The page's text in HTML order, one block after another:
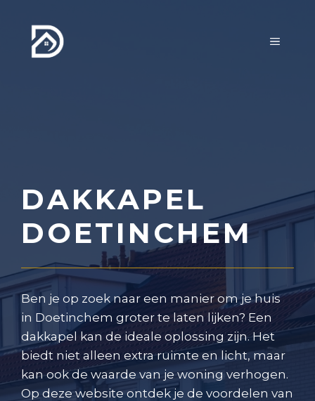
MENU
DAKKAPEL
DOETINCHEM
Ben je op zoek naar een manier om je huis
in Doetinchem groter te laten lijken? Een
dakkapel kan de ideale oplossing zijn. Het
biedt niet alleen extra ruimte en licht, maar
kan ook de waarde van je woning verhogen.
Op deze website ontdek je de voordelen van